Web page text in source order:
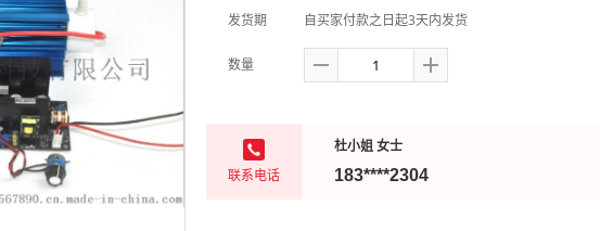
发货期
自买家付款之日起3天内发货
数量
联系电话
杜小姐 女士
183****2304